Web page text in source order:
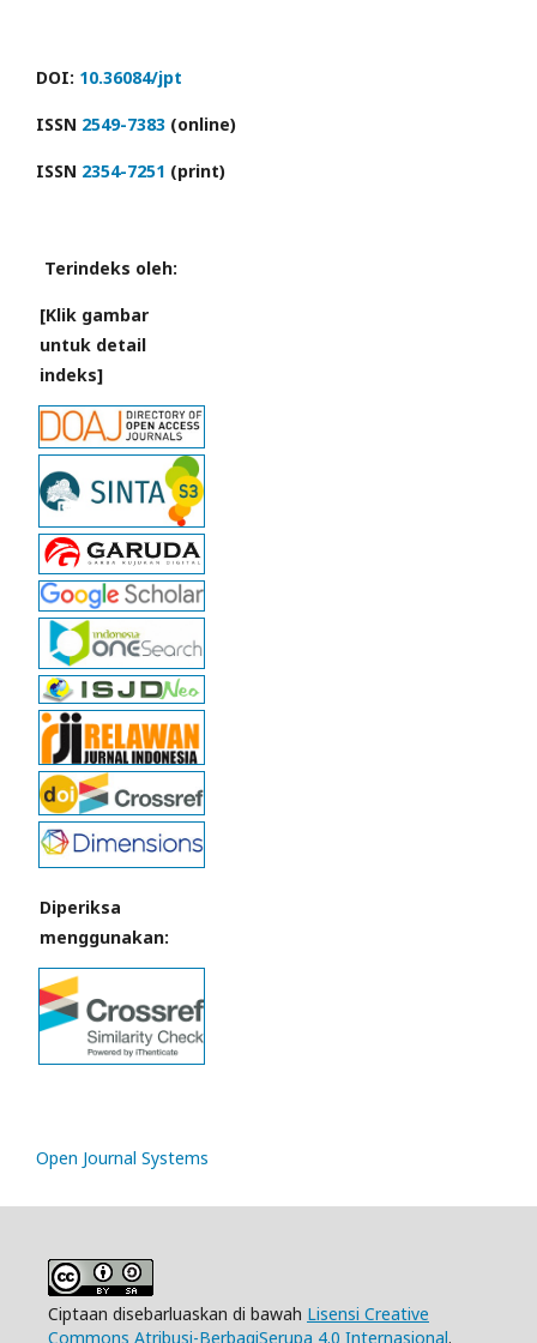
DOI: 10.36084/jpt
ISSN 2549-7383 (online)
ISSN 2354-7251 (print)
Terindeks oleh:
[Klik gambar
untuk detail
indeks]
Diperiksa
menggunakan:
Open Journal Systems
Ciptaan disebarluaskan di bawah Lisensi Creative
Commons Atribusi-BerbagiSerupa 4.0 Internasional.